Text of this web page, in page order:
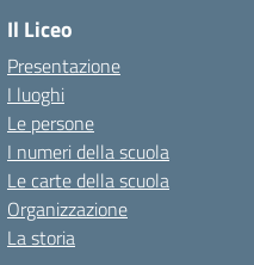
Il Liceo
Presentazione
I luoghi
Le persone
I numeri della scuola
Le carte della scuola
Organizzazione
La storia